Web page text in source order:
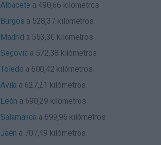
Albacete a 490,66 kilómetros
Burgos a 528,37 kilómetros
Madrid a 553,30 kilómetros
Segovia a 572,38 kilómetros
Toledo a 600,42 kilómetros
Avila a 627,21 kilómetros
León a 690,29 kilómetros
Salamanca a 699,96 kilómetros
Jaén a 707,49 kilómetros